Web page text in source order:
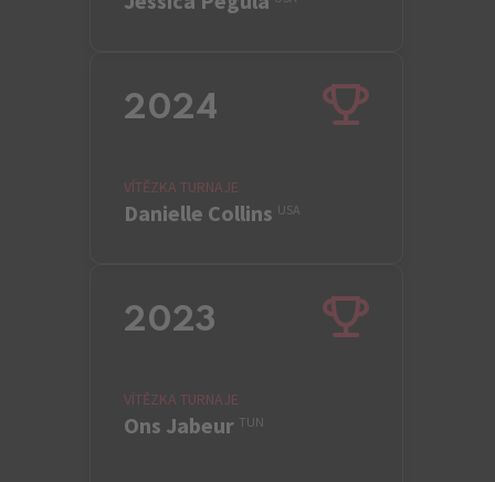
2024
VÍTĚZKA TURNAJE
Danielle Collins USA
2023
VÍTĚZKA TURNAJE
Ons Jabeur TUN